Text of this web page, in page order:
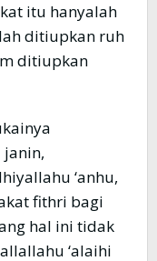
itu hanyalah
ditiupkan ruh
ditiupkan
‘anhu,
fithri bagi
hal ini tidak
‘alaihi